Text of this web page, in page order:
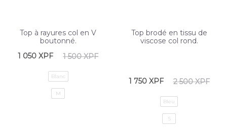
Top à rayures col en V
boutonné.
1 500XPF
1 050 XPF
Blanc
M
Top brodé en tissu de
viscose col rond.
2 500XPF
1 750 XPF
Bleu
S